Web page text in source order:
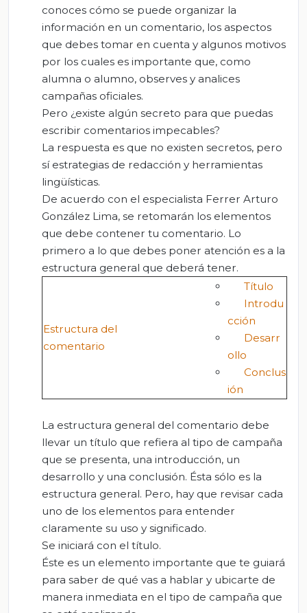
conoces cómo se puede organizar la
información en un comentario, los aspectos
que debes tomar en cuenta y algunos motivos
por los cuales es importante que, como
alumna o alumno, observes y analices
campañas oficiales.
Pero ¿existe algún secreto para que puedas
escribir comentarios impecables?
La respuesta es que no existen secretos, pero
sí estrategias de redacción y herramientas
lingüísticas.
De acuerdo con el especialista Ferrer Arturo
González Lima, se retomarán los elementos
que debe contener tu comentario. Lo
primero a lo que debes poner atención es a la
estructura general que deberá tener.
Estructura del
comentario
Título
Introdu
cción
Desarr
ollo
Conclus
ión
La estructura general del comentario debe
llevar un título que refiera al tipo de campaña
que se presenta, una introducción, un
desarrollo y una conclusión. Ésta sólo es la
estructura general. Pero, hay que revisar cada
uno de los elementos para entender
claramente su uso y significado.
Se iniciará con el título.
Éste es un elemento importante que te guiará
para saber de qué vas a hablar y ubicarte de
manera inmediata en el tipo de campaña que